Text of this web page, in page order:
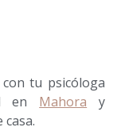
tu psicóloga
en Mahora y
casa.